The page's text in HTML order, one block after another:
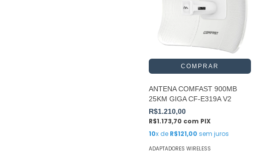
ANTENA COMFAST 900MB
25KM GIGA CF-E319A V2
R$1.210,00
R$1.173,70 com PIX
10x de R$121,00 sem juros
ADAPTADORES WIRELESS